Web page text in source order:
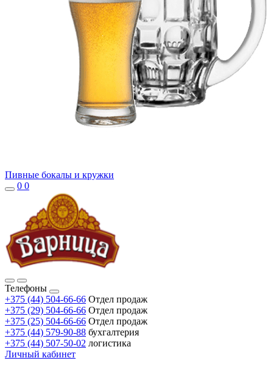
Пивные бокалы и кружки
0 0
Телефоны
+375 (44) 504-66-66 Отдел продаж
+375 (29) 504-66-66 Отдел продаж
+375 (25) 504-66-66 Отдел продаж
+375 (44) 579-90-88 бухгалтерия
+375 (44) 507-50-02 логистика
Личный кабинет